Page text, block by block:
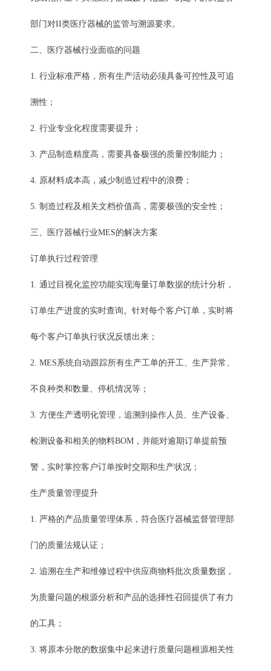
部门对II类医疗器械的监管与溯源要求。
二、医疗器械行业面临的问题
1. 行业标准严格，所有生产活动必须具备可控性及可追
溯性；
2. 行业专业化程度需要提升；
3. 产品制造精度高，需要具备极强的质量控制能力；
4. 原材料成本高，减少制造过程中的浪费；
5. 制造过程及相关文档价值高，需要极强的安全性；
三、医疗器械行业MES的解决方案
订单执行过程管理
1. 通过目视化监控功能实现海量订单数据的统计分析，
订单生产进度的实时查询。针对每个客户订单，实时将
每个客户订单执行状况反馈出来；
2. MES系统自动跟踪所有生产工单的开工、生产异常、
不良种类和数量、停机情况等；
3. 方便生产透明化管理，追溯到操作人员、生产设备、
检测设备和相关的物料BOM，并能对逾期订单提前预
警，实时掌控客户订单按时交期和生产状况；
生产质量管理提升
1. 严格的产品质量管理体系，符合医疗器械监督管理部
门的质量法规认证；
2. 追溯在生产和维修过程中供应商物料批次质量数据，
为质量问题的根源分析和产品的选择性召回提供了有力
的工具；
3. 将原本分散的数据集中起来进行质量问题根源相关性